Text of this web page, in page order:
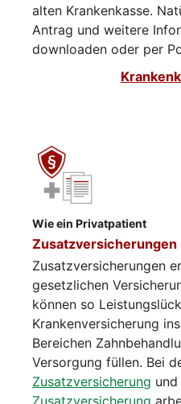
alten Krankenkasse.
Antrag und weitere
downloaden oder per
Wie ein Privatpatient
Zusatzversicherungen
Zusatzversicherungen
gesetzlichen
können so
Krankenversicherung
Bereichen
Versorgung füllen. Bei
Zusatzversicherung
Zusatzversicherung